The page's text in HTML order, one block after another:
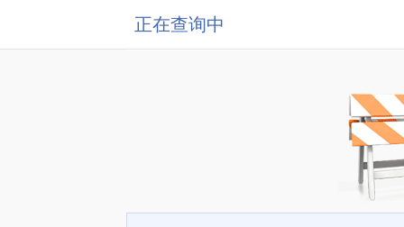
正在查询中